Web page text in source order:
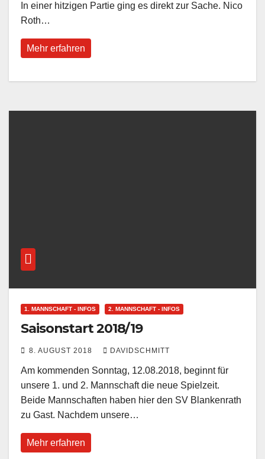
In einer hitzigen Partie ging es direkt zur Sache. Nico
Roth…
Mehr erfahren
1. MANNSCHAFT - INFOS 2. MANNSCHAFT - INFOS
Saisonstart 2018/19
8. AUGUST 2018 DAVIDSCHMITT
Am kommenden Sonntag, 12.08.2018, beginnt für
unsere 1. und 2. Mannschaft die neue Spielzeit.
Beide Mannschaften haben hier den SV Blankenrath
zu Gast. Nachdem unsere…
Mehr erfahren